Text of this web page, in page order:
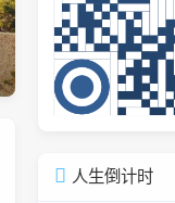
人生倒计时